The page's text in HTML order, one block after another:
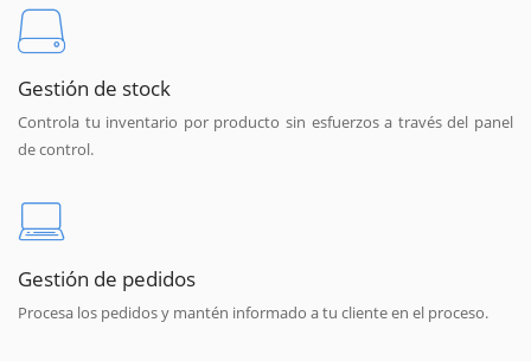
Gestión de stock
Controla tu inventario por producto sin esfuerzos a través del panel
de control.
Gestión de pedidos
Procesa los pedidos y mantén informado a tu cliente en el proceso.